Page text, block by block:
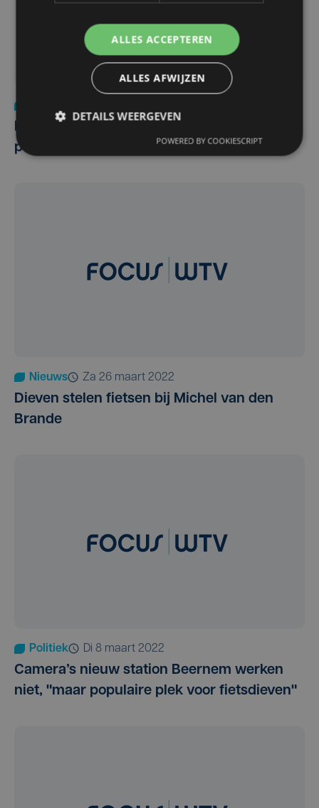
Man draagt gesloten fiets met de hand:
politie pakt hardleerse fietsendief op
Nieuws za 26 maart 2022
Dieven stelen fietsen bij Michel van den
Brande
Politiek di 8 maart 2022
Camera’s nieuw station Beernem werken
niet, "maar populaire plek voor fietsdieven"
ALLES ACCEPTEREN
ALLES AFWIJZEN
DETAILS WEERGEVEN
POWERED BY COOKIESCRIPT